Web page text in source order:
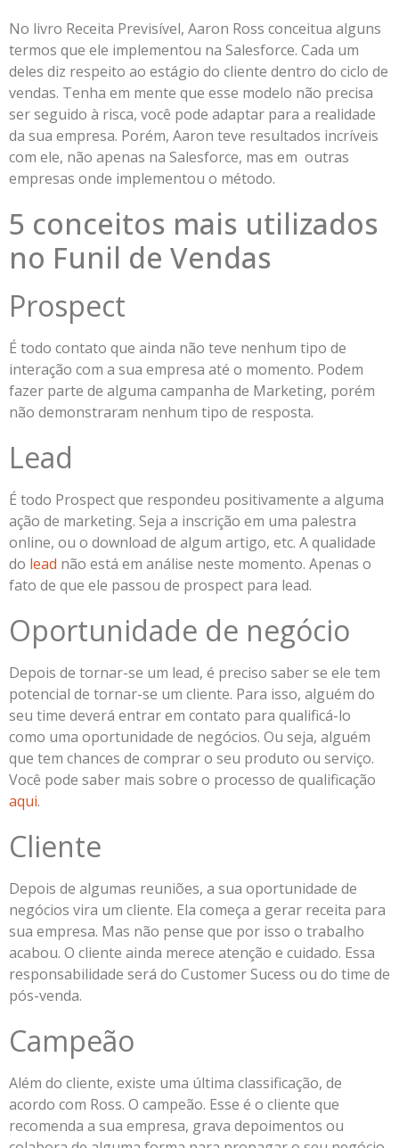
No livro Receita Previsível, Aaron Ross conceitua alguns
termos que ele implementou na Salesforce. Cada um
deles diz respeito ao estágio do cliente dentro do ciclo de
vendas. Tenha em mente que esse modelo não precisa
ser seguido à risca, você pode adaptar para a realidade
da sua empresa. Porém, Aaron teve resultados incríveis
com ele, não apenas na Salesforce, mas em outras
empresas onde implementou o método.
5 conceitos mais utilizados
no Funil de Vendas
Prospect
É todo contato que ainda não teve nenhum tipo de
interação com a sua empresa até o momento. Podem
fazer parte de alguma campanha de Marketing, porém
não demonstraram nenhum tipo de resposta.
Lead
É todo Prospect que respondeu positivamente a alguma
ação de marketing. Seja a inscrição em uma palestra
online, ou o download de algum artigo, etc. A qualidade
do lead não está em análise neste momento. Apenas o
fato de que ele passou de prospect para lead.
Oportunidade de negócio
Depois de tornar-se um lead, é preciso saber se ele tem
potencial de tornar-se um cliente. Para isso, alguém do
seu time deverá entrar em contato para qualificá-lo
como uma oportunidade de negócios. Ou seja, alguém
que tem chances de comprar o seu produto ou serviço.
Você pode saber mais sobre o processo de qualificação
aqui.
Cliente
Depois de algumas reuniões, a sua oportunidade de
negócios vira um cliente. Ela começa a gerar receita para
sua empresa. Mas não pense que por isso o trabalho
acabou. O cliente ainda merece atenção e cuidado. Essa
responsabilidade será do Customer Sucess ou do time de
pós-venda.
Campeão
Além do cliente, existe uma última classificação, de
acordo com Ross. O campeão. Esse é o cliente que
recomenda a sua empresa, grava depoimentos ou